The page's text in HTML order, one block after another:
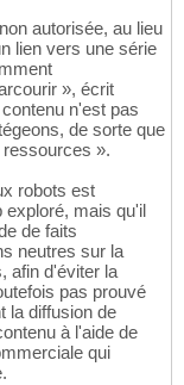
autorisée, au lieu
lien vers une série
», écrit
n'est pas
de sorte que
».
robots est
exploré, mais qu'il
de faits
neutres sur la
afin d'éviter la
pas prouvé
la diffusion de
à l'aide de
qui